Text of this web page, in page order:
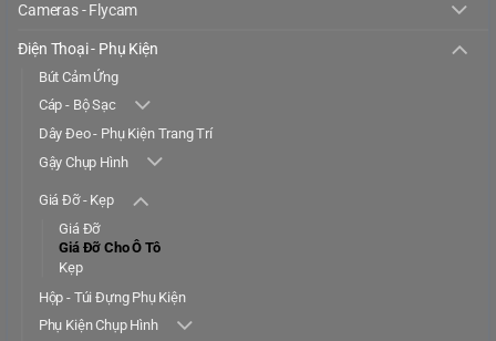
Cameras - Flycam
Điện Thoại - Phụ Kiện
Bút Cảm Ứng
Cáp - Bộ Sạc
Dây Đeo - Phụ Kiện Trang Trí
Gậy Chụp Hình
Giá Đỡ - Kẹp
Giá Đỡ
Giá Đỡ Cho Ô Tô
Kẹp
Hộp - Túi Đựng Phụ Kiện
Phụ Kiện Chụp Hình